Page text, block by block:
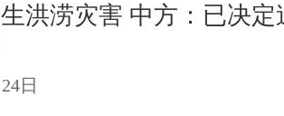
洪涝灾害 中方：已决
日